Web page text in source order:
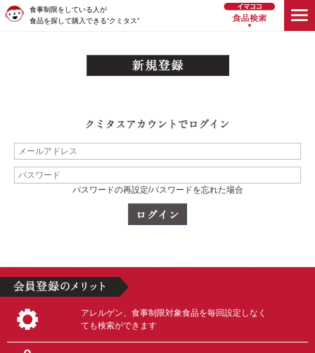
食事制限をしている人が
食品を探して購入できる“クミタス”
パスワードの再設定/パスワードを忘れた場合
アレルゲン、食事制限対象食品を毎回設定しなく
ても検索ができます